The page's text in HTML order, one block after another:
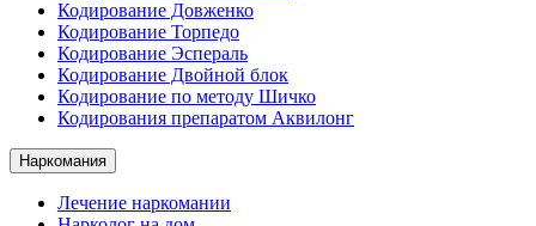
Кодирование Довженко
Кодирование Торпедо
Кодирование Эспераль
Кодирование Двойной блок
Кодирование по методу Шичко
Кодирования препаратом Аквилонг
Наркомания
Лечение наркомании